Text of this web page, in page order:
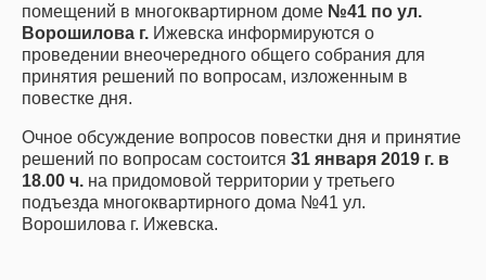
помещений в многоквартирном доме №41 по ул.
Ворошилова г. Ижевска информируются о
проведении внеочередного общего собрания для
принятия решений по вопросам, изложенным в
повестке дня.
Очное обсуждение вопросов повестки дня и принятие
решений по вопросам состоится 31 января 2019 г. в
18.00 ч. на придомовой территории у третьего
подъезда многоквартирного дома №41 ул.
Ворошилова г. Ижевска.